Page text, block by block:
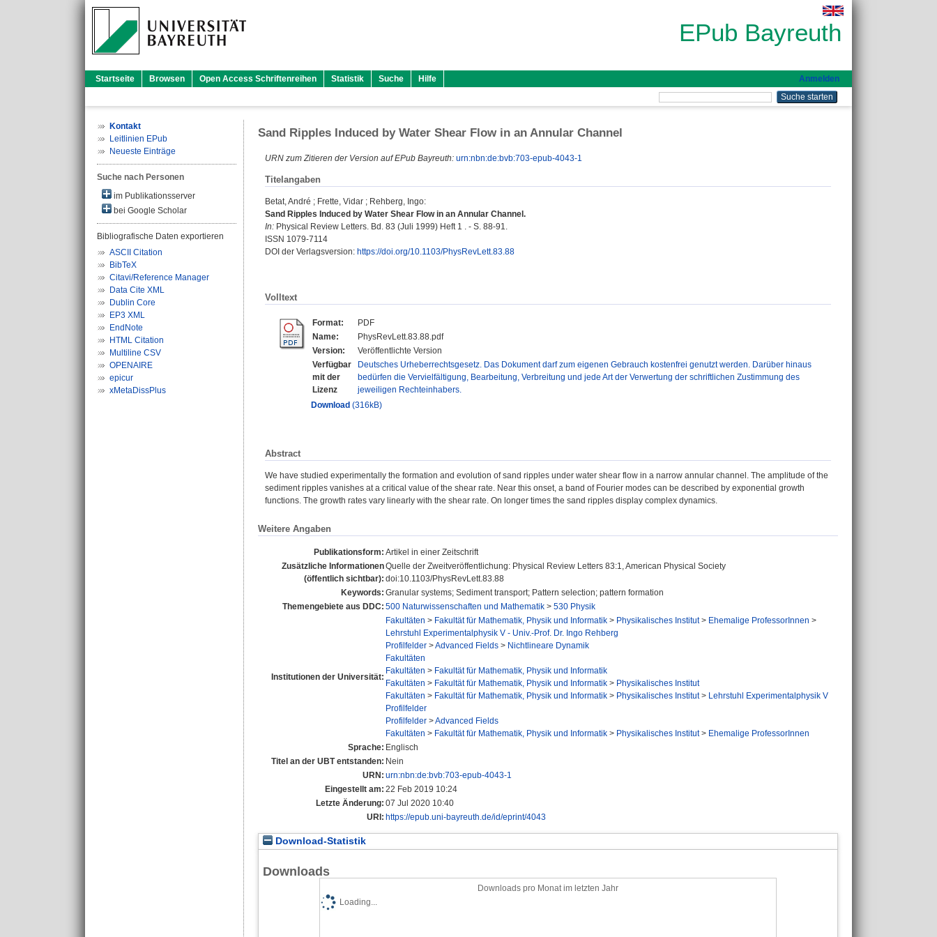
EPub Bayreuth
Startseite Browsen Open Access Schriftenreihen Statistik Suche Hilfe Anmelden
Kontakt
Leitlinien EPub
Neueste Einträge
Suche nach Personen
im Publikationsserver
bei Google Scholar
Bibliografische Daten exportieren
ASCII Citation
BibTeX
Citavi/Reference Manager
Data Cite XML
Dublin Core
EP3 XML
EndNote
HTML Citation
Multiline CSV
OPENAIRE
epicur
xMetaDissPlus
Sand Ripples Induced by Water Shear Flow in an Annular Channel
URN zum Zitieren der Version auf EPub Bayreuth: urn:nbn:de:bvb:703-epub-4043-1
Titelangaben
Betat, André ; Frette, Vidar ; Rehberg, Ingo:
Sand Ripples Induced by Water Shear Flow in an Annular Channel.
In: Physical Review Letters. Bd. 83 (Juli 1999) Heft 1 . - S. 88-91.
ISSN 1079-7114
DOI der Verlagsversion: https://doi.org/10.1103/PhysRevLett.83.88
Volltext
Format:
PDF
Name:
PhysRevLett.83.88.pdf
Version:
Veröffentlichte Version
Verfügbar
mit der
Lizenz
Deutsches Urheberrechtsgesetz. Das Dokument darf zum eigenen Gebrauch kostenfrei genutzt werden. Darüber hinaus
bedürfen die Vervielfältigung, Bearbeitung, Verbreitung und jede Art der Verwertung der schriftlichen Zustimmung des
jeweiligen Rechteinhabers.
Download (316kB)
Abstract
We have studied experimentally the formation and evolution of sand ripples under water shear flow in a narrow annular channel. The amplitude of the
sediment ripples vanishes at a critical value of the shear rate. Near this onset, a band of Fourier modes can be described by exponential growth
functions. The growth rates vary linearly with the shear rate. On longer times the sand ripples display complex dynamics.
Weitere Angaben
Publikationsform: Artikel in einer Zeitschrift
Zusätzliche Informationen
(öffentlich sichtbar):
Quelle der Zweitveröffentlichung: Physical Review Letters 83:1, American Physical Society
doi:10.1103/PhysRevLett.83.88
Keywords: Granular systems; Sediment transport; Pattern selection; pattern formation
Themengebiete aus DDC: 500 Naturwissenschaften und Mathematik > 530 Physik
Institutionen der Universität:
Fakultäten > Fakultät für Mathematik, Physik und Informatik > Physikalisches Institut> Ehemalige ProfessorInnen >
Lehrstuhl Experimentalphysik V - Univ.-Prof. Dr. Ingo Rehberg
Profilfelder >Advanced Fields > Nichtlineare Dynamik
Fakultäten
Fakultäten > Fakultät für Mathematik, Physik und Informatik
Fakultäten > Fakultät für Mathematik, Physik und Informatik > Physikalisches Institut
Fakultäten > Fakultät für Mathematik, Physik und Informatik > Physikalisches Institut> Lehrstuhl Experimentalphysik V
Profilfelder
Profilfelder >Advanced Fields
Fakultäten > Fakultät für Mathematik, Physik und Informatik > Physikalisches Institut> Ehemalige ProfessorInnen
Sprache: Englisch
Titel an der UBT entstanden: Nein
URN: urn:nbn:de:bvb:703-epub-4043-1
Eingestellt am: 22 Feb 2019 10:24
Letzte Änderung: 07 Jul 2020 10:40
URI: https://epub.uni-bayreuth.de/id/eprint/4043
Download-Statistik
Downloads
Downloads pro Monat im letzten Jahr
Loading...